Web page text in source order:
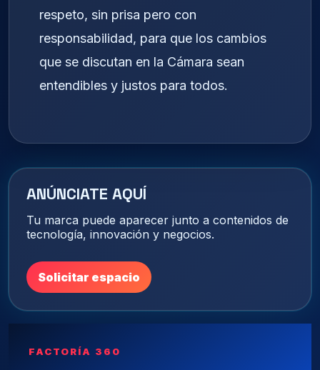
respeto, sin prisa pero con
responsabilidad, para que los cambios
que se discutan en la Cámara sean
entendibles y justos para todos.
ANÚNCIATE AQUÍ
Tu marca puede aparecer junto a contenidos de
tecnología, innovación y negocios.
Solicitar espacio
FACTORÍA 360